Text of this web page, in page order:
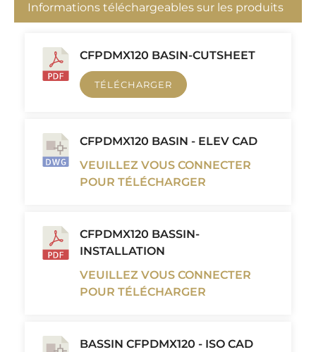
Informations téléchargeables sur les produits
CFPDMX120 BASIN-CUTSHEET
TÉLÉCHARGER
CFPDMX120 BASIN - ELEV CAD
VEUILLEZ VOUS CONNECTER
POUR TÉLÉCHARGER
CFPDMX120 BASSIN-
INSTALLATION
VEUILLEZ VOUS CONNECTER
POUR TÉLÉCHARGER
BASSIN CFPDMX120 - ISO CAD